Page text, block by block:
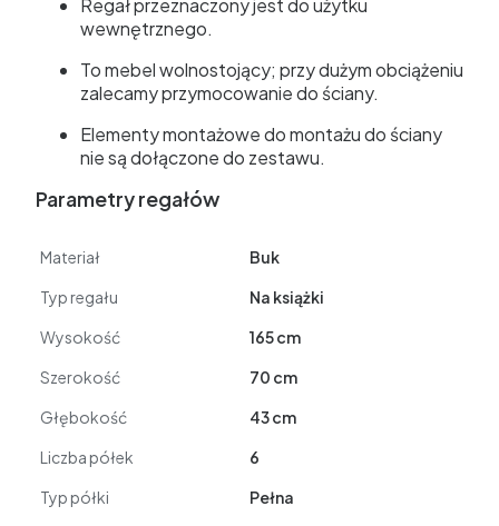
Regał przeznaczony jest do użytku
wewnętrznego.
To mebel wolnostojący; przy dużym obciążeniu
zalecamy przymocowanie do ściany.
Elementy montażowe do montażu do ściany
nie są dołączone do zestawu.
Parametry regałów
Materiał
Buk
Typ regału
Na książki
Wysokość
165 cm
Szerokość
70 cm
Głębokość
43 cm
Liczba półek
6
Typ półki
Pełna